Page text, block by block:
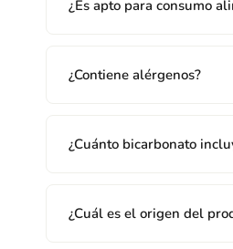
¿Es apto para consumo
¿Contiene alérgenos?
¿Cuánto bicarbonato
¿Cuál es el origen del